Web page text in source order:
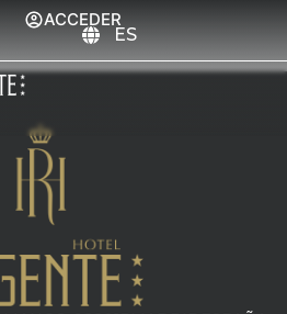
ACCEDER
ES